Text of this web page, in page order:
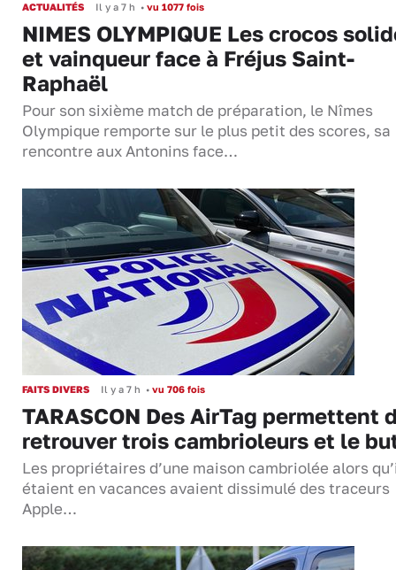
ACTUALITÉS Il y a 7 h • vu 1077 fois
NIMES OLYMPIQUE Les crocos
et vainqueur face à Fréjus Saint-
Raphaël
Pour son sixième match de préparation, le Nîmes
Olympique remporte sur le plus petit des scores, sa
rencontre aux Antonins face…
FAITS DIVERS Il y a 7 h • vu 706 fois
TARASCON Des AirTag permettent
retrouver trois cambrioleurs et le
Les propriétaires d’une maison cambriolée alors
étaient en vacances avaient dissimulé des traceurs
Apple…